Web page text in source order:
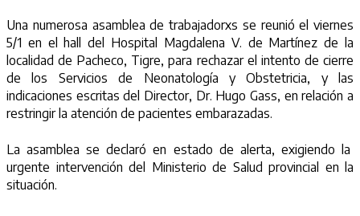
Una numerosa asamblea de trabajadorxs se reunió el viernes
5/1 en el hall del Hospital Magdalena V. de Martínez de la
localidad de Pacheco, Tigre, para rechazar el intento de cierre
de los Servicios de Neonatología y Obstetricia, y las
indicaciones escritas del Director, Dr. Hugo Gass, en relación a
restringir la atención de pacientes embarazadas.
La asamblea se declaró en estado de alerta, exigiendo la
urgente intervención del Ministerio de Salud provincial en la
situación.